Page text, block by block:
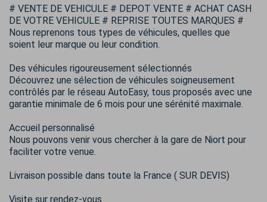
# VENTE DE VEHICULE # DEPOT VENTE # ACHAT CASH
DE VOTRE VEHICULE # REPRISE TOUTES MARQUES #
Nous reprenons tous types de véhicules, quelles que
soient leur marque ou leur condition.
Des véhicules rigoureusement sélectionnés
Découvrez une sélection de véhicules soigneusement
contrôlés par le réseau AutoEasy, tous proposés avec une
garantie minimale de 6 mois pour une sérénité maximale.
Accueil personnalisé
Nous pouvons venir vous chercher à la gare de Niort pour
faciliter votre venue.
Livraison possible dans toute la France ( SUR DEVIS)
Visite sur rendez-vous